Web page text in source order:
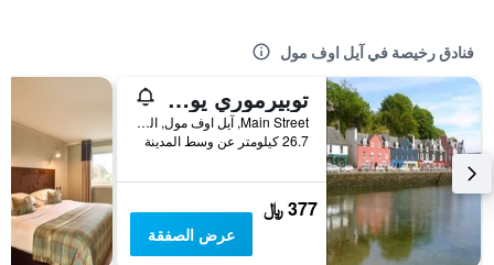
فنادق رخيصة في آيل اوف مول
توبيرموري يوث هوستل
Main Street, آيل اوف مول, المملكة المتحدة
26.7 كيلومتر عن وسط المدينة
377 ﷼
عرض الصفقة